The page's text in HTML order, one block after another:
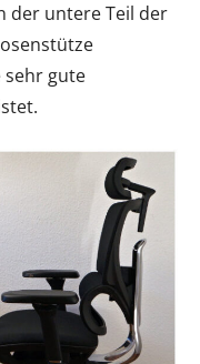
der untere Teil der
sehr gute